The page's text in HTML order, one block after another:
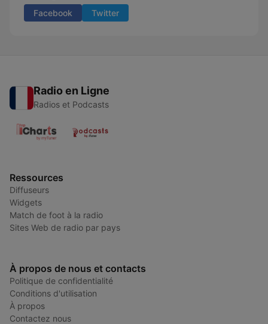
Facebook Twitter
Radio en Ligne
Radios et Podcasts
Ressources
Diffuseurs
Widgets
Match de foot à la radio
Sites Web de radio par pays
À propos de nous et contacts
Politique de confidentialité
Conditions d'utilisation
À propos
Contactez nous